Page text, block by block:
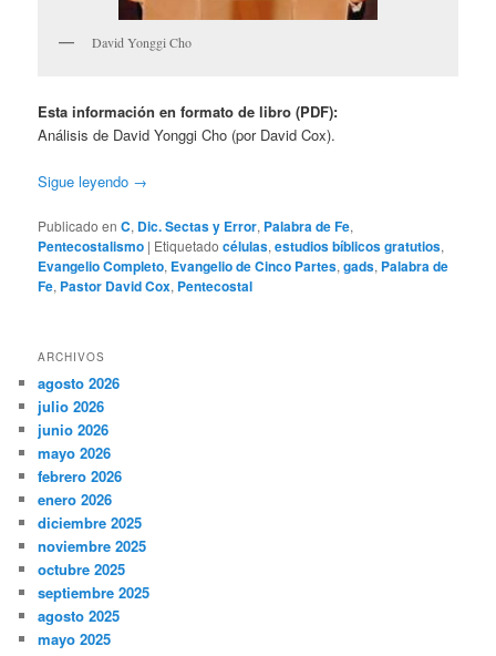
David Yonggi Cho
Esta información en formato de libro (PDF):
Análisis de David Yonggi Cho (por David Cox).
Sigue leyendo →
Publicado en C, Dic. Sectas y Error, Palabra de Fe,
Pentecostalismo | Etiquetado células,estudios bíblicos gratutios,
Evangelio Completo, Evangelio de Cinco Partes,gads, Palabra de
Fe, Pastor David Cox, Pentecostal
ARCHIVOS
agosto 2026
julio 2026
junio 2026
mayo 2026
febrero 2026
enero 2026
diciembre 2025
noviembre 2025
octubre 2025
septiembre 2025
agosto 2025
mayo 2025